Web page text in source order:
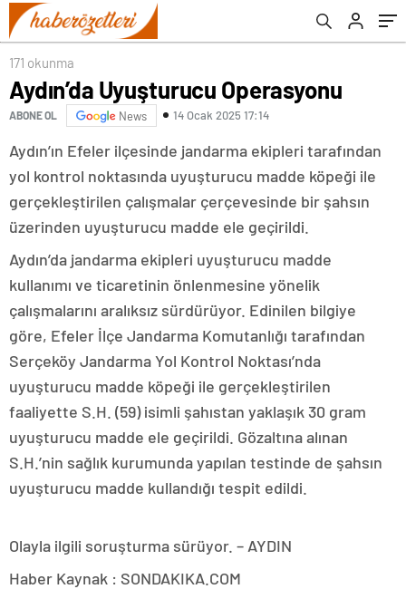
171 okunma
Aydın’da Uyuşturucu Operasyonu
ABONE OL News 14 Ocak 2025 17:14
Aydın’ın Efeler ilçesinde jandarma ekipleri tarafından
yol kontrol noktasında uyuşturucu madde köpeği ile
gerçekleştirilen çalışmalar çerçevesinde bir şahsın
üzerinden uyuşturucu madde ele geçirildi.
Aydın’da jandarma ekipleri uyuşturucu madde
kullanımı ve ticaretinin önlenmesine yönelik
çalışmalarını aralıksız sürdürüyor. Edinilen bilgiye
göre, Efeler İlçe Jandarma Komutanlığı tarafından
Serçeköy Jandarma Yol Kontrol Noktası’nda
uyuşturucu madde köpeği ile gerçekleştirilen
faaliyette S.H. (59) isimli şahıstan yaklaşık 30 gram
uyuşturucu madde ele geçirildi. Gözaltına alınan
S.H.’nin sağlık kurumunda yapılan testinde de şahsın
uyuşturucu madde kullandığı tespit edildi.
Olayla ilgili soruşturma sürüyor. – AYDIN
Haber Kaynak : SONDAKIKA.COM